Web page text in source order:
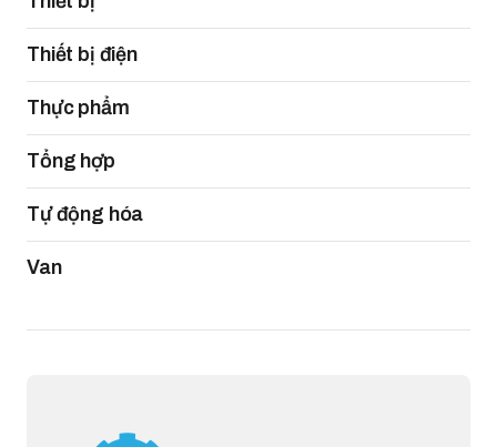
Thiết bị điện
Thực phẩm
Tổng hợp
Tự động hóa
Van